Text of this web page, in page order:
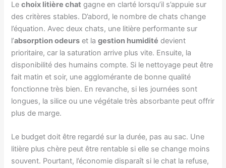
Lechoix litière chat gagne en clarté lorsqu’il s’appuie sur
des critères stables. D’abord, le nombre de chats change
l’équation. Avec deux chats, une litière performante sur
l’absorption odeurs et lagestion humidité devient
prioritaire, car la saturation arrive plus vite. Ensuite, la
disponibilité des humains compte. Si le nettoyage peut être
fait matin et soir, une agglomérante de bonne qualité
fonctionne très bien. En revanche, si les journées sont
longues, la silice ou une végétale très absorbante peut offrir
plus de marge.
Le budget doit être regardé sur la durée, pas au sac. Une
litière plus chère peut être rentable si elle se change moins
souvent. Pourtant, l’économie disparaît si le chat la refuse,